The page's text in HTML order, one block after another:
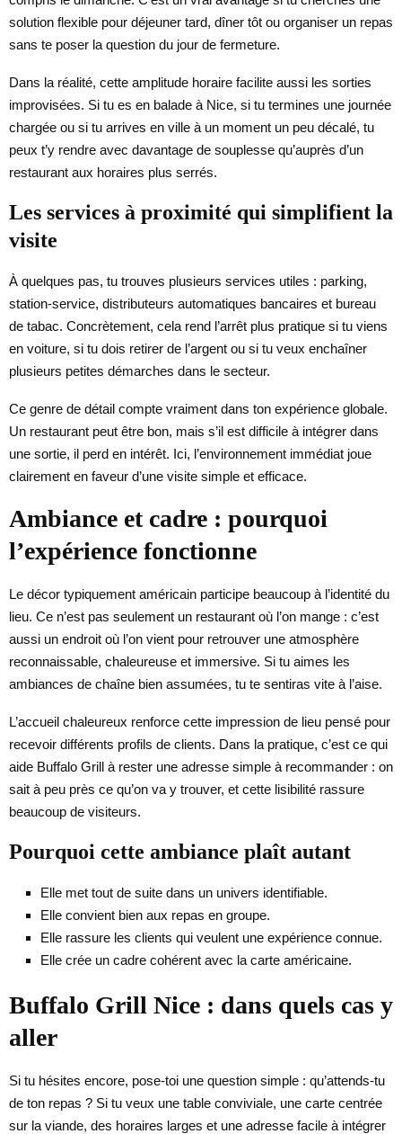
solution flexible pour déjeuner tard, dîner tôt ou organiser un repas
sans te poser la question du jour de fermeture.
Dans la réalité, cette amplitude horaire facilite aussi les sorties
improvisées. Si tu es en balade à Nice, si tu termines une journée
chargée ou si tu arrives en ville à un moment un peu décalé, tu
peux t’y rendre avec davantage de souplesse qu’auprès d’un
restaurant aux horaires plus serrés.
Les services à proximité qui simplifient la
visite
À quelques pas, tu trouves plusieurs services utiles : parking,
station-service, distributeurs automatiques bancaires et bureau
de tabac. Concrètement, cela rend l’arrêt plus pratique si tu viens
en voiture, si tu dois retirer de l’argent ou si tu veux enchaîner
plusieurs petites démarches dans le secteur.
Ce genre de détail compte vraiment dans ton expérience globale.
Un restaurant peut être bon, mais s’il est difficile à intégrer dans
une sortie, il perd en intérêt. Ici, l’environnement immédiat joue
clairement en faveur d’une visite simple et efficace.
Ambiance et cadre : pourquoi
l’expérience fonctionne
Le décor typiquement américain participe beaucoup à l’identité du
lieu. Ce n’est pas seulement un restaurant où l’on mange : c’est
aussi un endroit où l’on vient pour retrouver une atmosphère
reconnaissable, chaleureuse et immersive. Si tu aimes les
ambiances de chaîne bien assumées, tu te sentiras vite à l’aise.
L’accueil chaleureux renforce cette impression de lieu pensé pour
recevoir différents profils de clients. Dans la pratique, c’est ce qui
aide Buffalo Grill à rester une adresse simple à recommander : on
sait à peu près ce qu’on va y trouver, et cette lisibilité rassure
beaucoup de visiteurs.
Pourquoi cette ambiance plaît autant
Elle met tout de suite dans un univers identifiable.
Elle convient bien aux repas en groupe.
Elle rassure les clients qui veulent une expérience connue.
Elle crée un cadre cohérent avec la carte américaine.
Buffalo Grill Nice : dans quels cas y
aller
Si tu hésites encore, pose-toi une question simple : qu’attends-tu
de ton repas ? Si tu veux une table conviviale, une carte centrée
sur la viande, des horaires larges et une adresse facile à intégrer